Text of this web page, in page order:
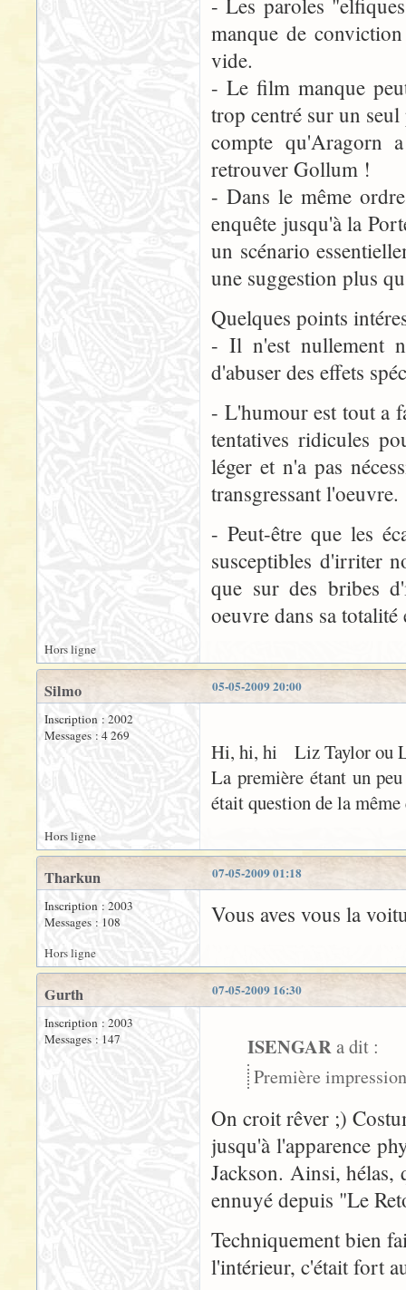
- Les paroles
manque de
vide.
- Le film manque
trop centré sur un seul
compte qu'Aragorn
retrouver Gollum !
- Dans le même
enquête jusqu'à la
un scénario
une suggestion plus
Quelques points
- Il n'est nullement
d'abuser des effets
- L'humour est tout a
tentatives ridicules
léger et n'a pas
transgressant l'oeuvre.
- Peut-être que les
susceptibles d'irriter
que sur des bribes
oeuvre dans sa
Hors ligne
05-05-2009 20:00
Silmo
Inscription : 2002
Messages : 4 269
Hi, hi, hi Liz Taylor ou
La première étant un
était question de la
Hors ligne
07-05-2009 01:18
Tharkun
Inscription : 2003
Messages : 108
Vous aves vous la
Hors ligne
07-05-2009 16:30
Gurth
Inscription : 2003
Messages : 147
ISENGARa dit :
Première
On croit rêver ;)
jusqu'à l'apparence
Jackson. Ainsi, hélas,
ennuyé depuis "Le
Techniquement bien
l'intérieur, c'était fort